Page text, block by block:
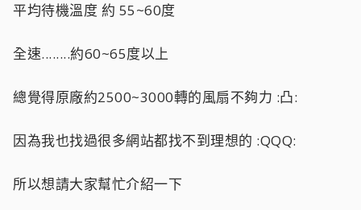
平均待機溫度 約 55~60度
全速........約60~65度以上
總覺得原廠約2500~3000轉的風扇不夠力 :凸:
因為我也找過很多網站都找不到理想的 :QQQ:
所以想請大家幫忙介紹一下